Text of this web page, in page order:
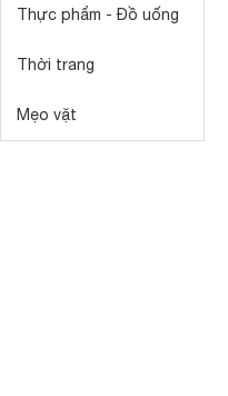
Thực phẩm - Đồ uống
Thời trang
Mẹo vặt